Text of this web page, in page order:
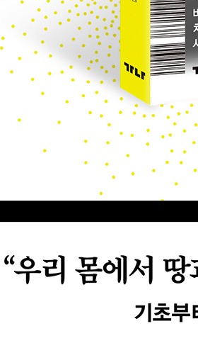
자세라는 건 어떤 자세인가요?